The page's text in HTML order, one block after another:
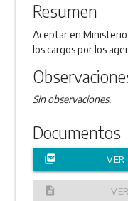
Resumen
Aceptar en
los cargos por los
Sin observaciones.
Documentos
picture_as_pdf VER
description